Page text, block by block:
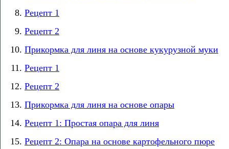
Рецепт 1
Рецепт 2
Прикормка для линя на основе кукурузной муки
Рецепт 1
Рецепт 2
Прикормка для линя на основе опары
Рецепт 1: Простая опара для линя
Рецепт 2: Опара на основе картофельного пюре